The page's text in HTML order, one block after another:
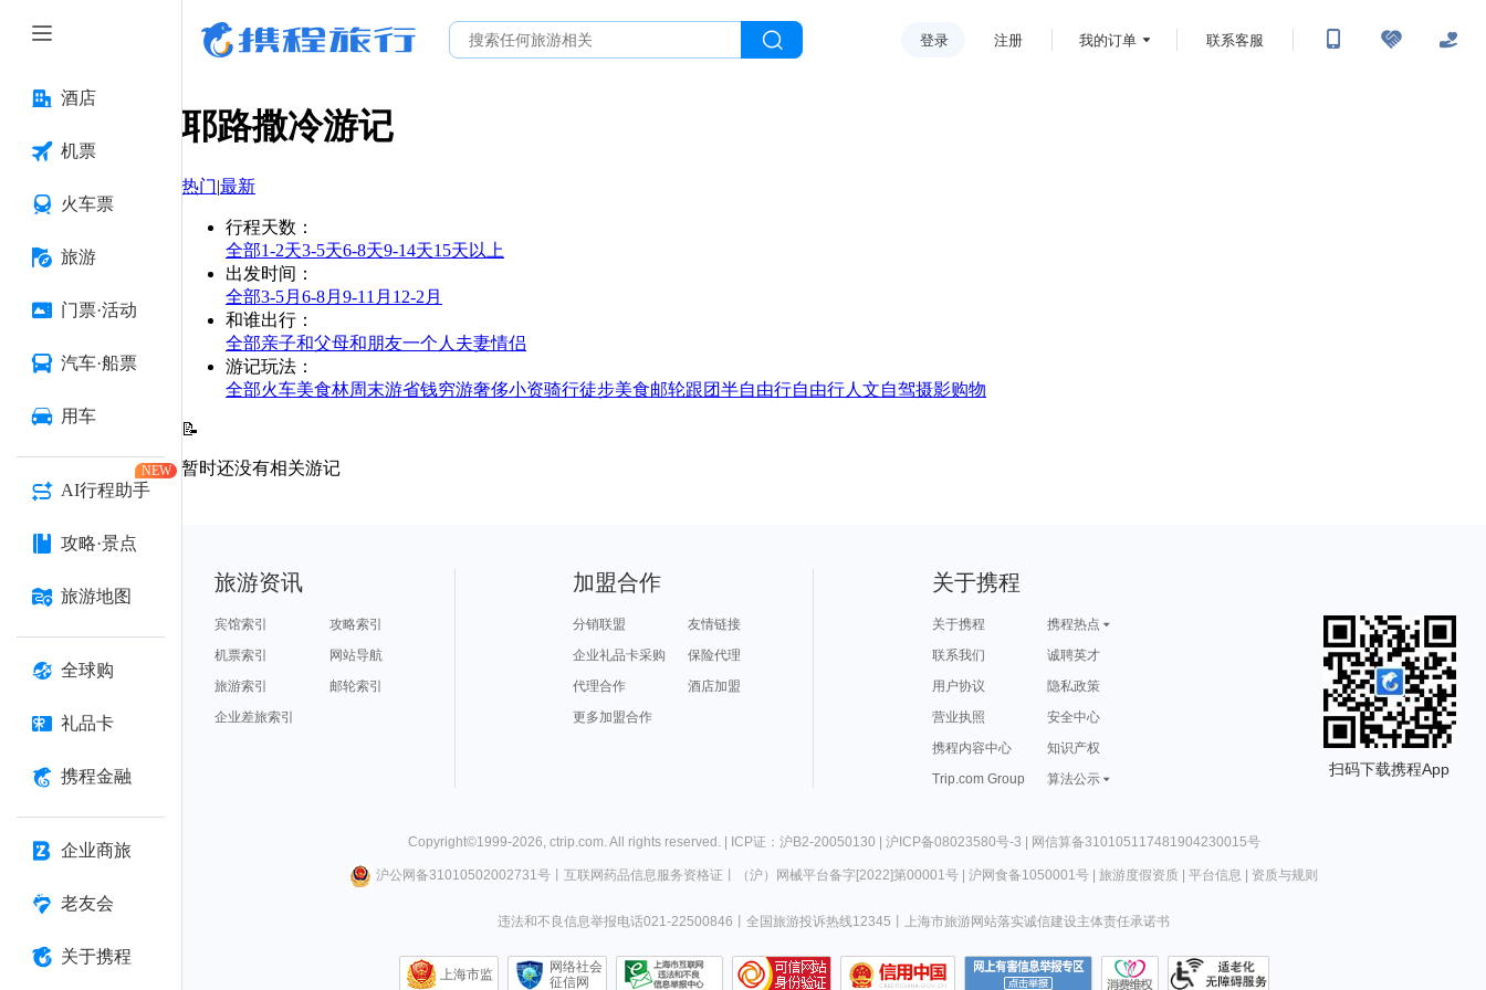
酒店
机票
火车票
旅游
门票·活动
汽车·船票
用车
AI行程助手
NEW
攻略·景点
旅游地图
全球购
礼品卡
携程金融
企业商旅
老友会
关于携程
登录 注册 我的订单 联系客服
耶路撒冷游记
热门|最新
行程天数 ：
全部1-2天3-5天6-8天9-14天15天以上
出发时间 ：
全部3-5月 6-8月 9-11月 12-2月
和谁出行 ：
全部亲子和父母和朋友一个人 夫妻情侣
游记玩法 ：
全部火车美食林周末游省钱穷游奢侈小资骑行徒步美食邮轮跟团半自由行自由行人文自驾摄影购物
📝
暂时还没有相关游记
旅游资讯
宾馆索引
攻略索引
机票索引
网站导航
旅游索引
邮轮索引
企业差旅索引
加盟合作
分销联盟
友情链接
企业礼品卡采购
保险代理
代理合作
酒店加盟
更多加盟合作
关于携程
关于携程
携程热点
联系我们
诚聘英才
用户协议
隐私政策
营业执照
安全中心
携程内容中心
知识产权
Trip.com Group
算法公示
扫码下载携程App
Copyright©1999-2026, ctrip.com. All rights reserved. | ICP证：沪B2-20050130 | 沪ICP备08023580号-3 | 网信算备310105117481904230015号
沪公网备31010502002731号丨 互联网药品信息服务资格证 （沪）网械平台备字[2022]第00001号| 沪网食备1050001号| 旅游度假资质| 平台信息 资质与规则
违法和不良信息举报电话021-22500846 全国旅游投诉热线12345 上海市旅游网站落实诚信建设主体责任承诺书
上海市监
网络社会
征信网